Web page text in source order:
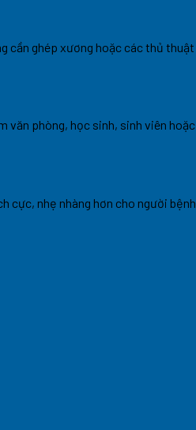
cần ghép xương hoặc các thủ thuật
văn phòng, học sinh, sinh viên hoặc
cực, nhẹ nhàng hơn cho người bệnh.